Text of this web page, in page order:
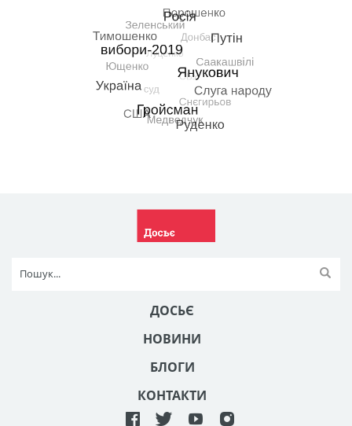
ДОСЬЄ
НОВИНИ
БЛОГИ
КОНТАКТИ